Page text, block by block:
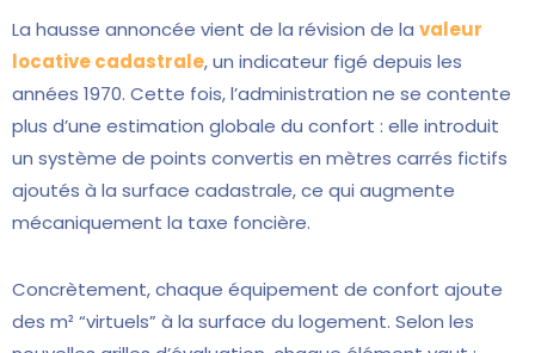
La hausse annoncée vient de la révision de la valeur
locative cadastrale, un indicateur figé depuis les
années 1970. Cette fois, l’administration ne se contente
plus d’une estimation globale du confort : elle introduit
un système de points convertis en mètres carrés fictifs
ajoutés à la surface cadastrale, ce qui augmente
mécaniquement la taxe foncière.
Concrètement, chaque équipement de confort ajoute
des m² “virtuels” à la surface du logement. Selon les